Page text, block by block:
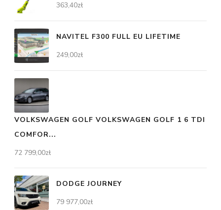
363,40zł
NAVITEL F300 FULL EU LIFETIME
249,00zł
VOLKSWAGEN GOLF VOLKSWAGEN GOLF 1 6 TDI
COMFOR...
72 799,00zł
DODGE JOURNEY
79 977,00zł